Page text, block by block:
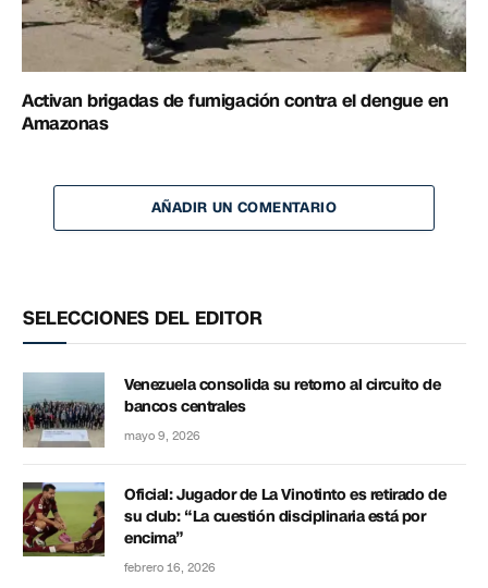
Activan brigadas de fumigación contra el dengue en
Amazonas
AÑADIR UN COMENTARIO
SELECCIONES DEL EDITOR
Venezuela consolida su retorno al circuito de
bancos centrales
mayo 9, 2026
Oficial: Jugador de La Vinotinto es retirado de
su club: “La cuestión disciplinaria está por
encima”
febrero 16, 2026